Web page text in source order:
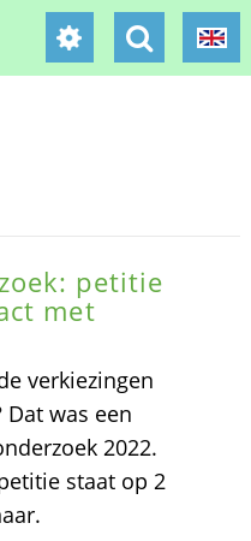
petitie
met
verkiezingen
was een
2022.
staat op 2